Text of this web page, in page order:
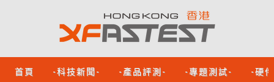
首頁 -科技新聞- -產品評測- -專題測試- -硬